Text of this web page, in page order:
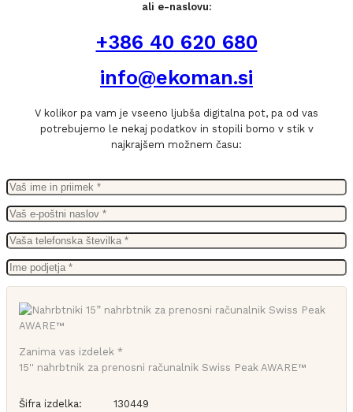
ali e-naslovu:
+386 40 620 680
info@ekoman.si
V kolikor pa vam je vseeno ljubša digitalna pot, pa od vas
potrebujemo le nekaj podatkov in stopili bomo v stik v
najkrajšem možnem času:
Zanima vas izdelek *
15'' nahrbtnik za prenosni računalnik Swiss Peak AWARE™
Šifra izdelka: 130449